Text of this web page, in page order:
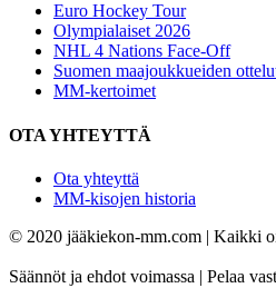
Euro Hockey Tour
Olympialaiset 2026
NHL 4 Nations Face-Off
Suomen maajoukkueiden
MM-kertoimet
OTA YHTEYTTÄ
Ota yhteyttä
MM-kisojen historia
© 2020 jääkiekon-mm.com | Kaikki
Säännöt ja ehdot voimassa | Pelaa